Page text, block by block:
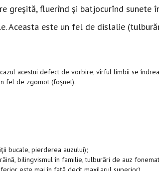
greşită, fluerînd şi batjocurînd sunete
Aceasta este un fel de dislalie
acestui defect de vorbire, vîrful limbii se
fel de zgomot (foşnet).
bucale, pierderea auzului);
bilingvismul în familie, tulburări de auz